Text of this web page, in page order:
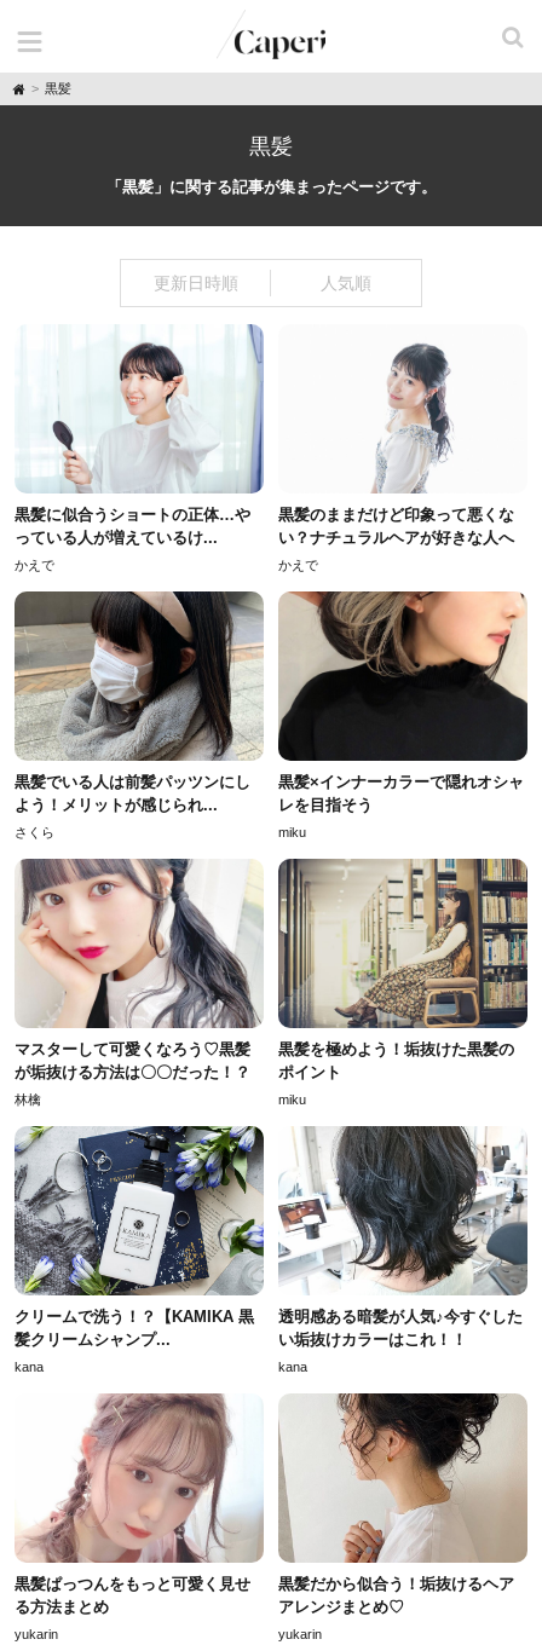
H
o
黒髪
黒髪
「黒髪」に関する記事が集まったページです。
更新日時順 人気順
黒髪に似合うショートの正体…や
っている人が増えているけ...
かえで
黒髪のままだけど印象って悪くな
い？ナチュラルヘアが好きな人へ
かえで
黒髪でいる人は前髪パッツンにし
よう！メリットが感じられ...
さくら
黒髪×インナーカラーで隠れオシャ
レを目指そう
miku
マスターして可愛くなろう♡黒髪
が垢抜ける方法は〇〇だった！？
林檎
黒髪を極めよう！垢抜けた黒髪の
ポイント
miku
クリームで洗う！？【KAMIKA 黒
髪クリームシャンプ...
kana
透明感ある暗髪が人気♪今すぐした
い垢抜けカラーはこれ！！
kana
黒髪ぱっつんをもっと可愛く見せ
る方法まとめ
yukarin
黒髪だから似合う！垢抜けるヘア
アレンジまとめ♡
yukarin